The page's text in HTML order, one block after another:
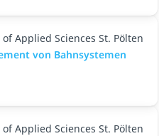
of Applied Sciences St. Pölten
von Bahnsystemen
of Applied Sciences St. Pölten